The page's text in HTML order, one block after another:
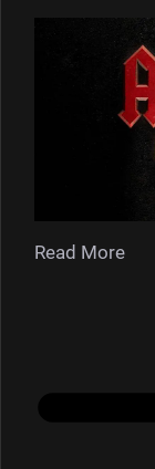
Read More